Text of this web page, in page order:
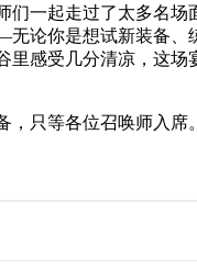
们一起走过了太多名场
论你是想试新装备、
里感受几分清凉，这场
只等各位召唤师入席